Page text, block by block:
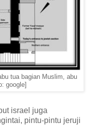
tua bagian Muslim, abu
google]
israel juga
pintu-pintu jeruji